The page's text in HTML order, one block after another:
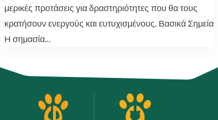
μερικές προτάσεις για δραστηριότητες που θα τους
κρατήσουν ενεργούς και ευτυχισμένους. Βασικά Σημεία
Η σημασία...